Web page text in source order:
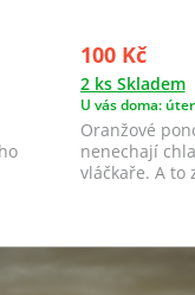
100 Kč
2 ks Skladem
U vás doma:
Oranžové
nenechají
vláčkaře. A to